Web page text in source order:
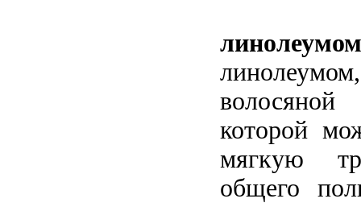
линолеумом
которой
мягкую
общего